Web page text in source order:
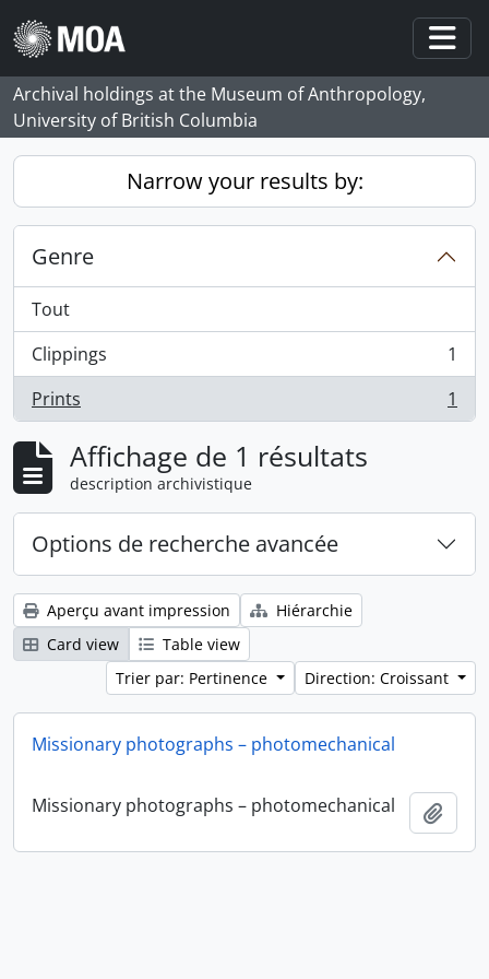
Skip to main content
Archival holdings at the Museum of Anthropology,
University of British Columbia
Narrow your results by:
Genre
Tout
Clippings
, 1 résultats
1
Prints
, 1 résultats 1
Affichage de 1 résultats
description archivistique
Options de recherche avancée
Aperçu avant impression
Hiérarchie
Card view
Table view
Trier par: Pertinence
Direction: Croissant
Missionary photographs – photomechanical
Missionary photographs – photomechanical